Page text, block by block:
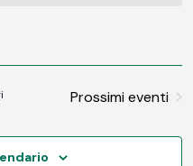
Prossimi eventi